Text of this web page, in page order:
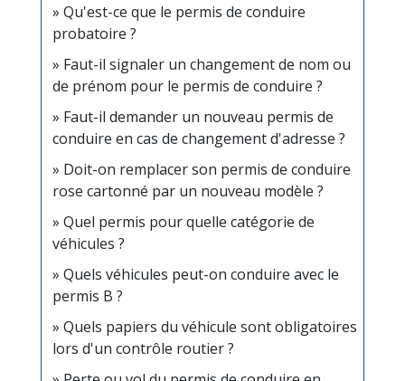
Qu'est-ce que le permis de conduire
probatoire ?
Faut-il signaler un changement de nom ou
de prénom pour le permis de conduire ?
Faut-il demander un nouveau permis de
conduire en cas de changement d'adresse ?
Doit-on remplacer son permis de conduire
rose cartonné par un nouveau modèle ?
Quel permis pour quelle catégorie de
véhicules ?
Quels véhicules peut-on conduire avec le
permis B ?
Quels papiers du véhicule sont obligatoires
lors d'un contrôle routier ?